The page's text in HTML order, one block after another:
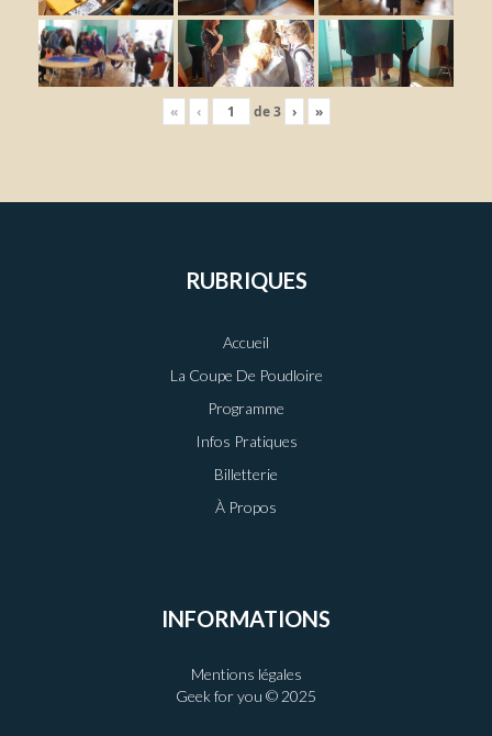
« ‹ de3 › »
RUBRIQUES
Accueil
La Coupe De Poudloire
Programme
Infos Pratiques
Billetterie
À Propos
INFORMATIONS
Mentions légales
Geek for you © 2025